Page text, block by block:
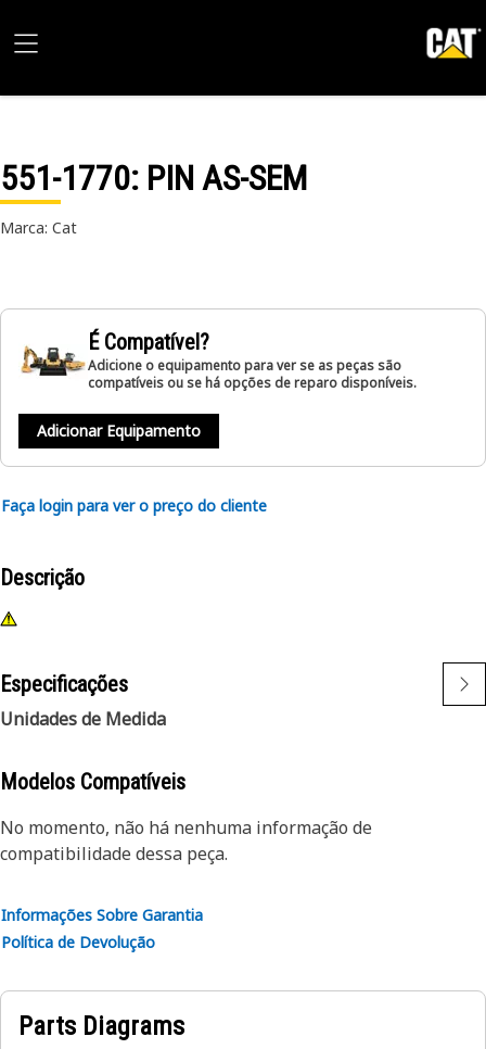
551-1770: PIN AS-SEM
Marca: Cat
É Compatível?
Adicione o equipamento para ver se as peças são
compatíveis ou se há opções de reparo disponíveis.
Adicionar Equipamento
Faça login para ver o preço do cliente
Descrição
Especificações
Unidades de Medida
Modelos Compatíveis
No momento, não há nenhuma informação de
compatibilidade dessa peça.
Informações Sobre Garantia
Política de Devolução
Parts Diagrams